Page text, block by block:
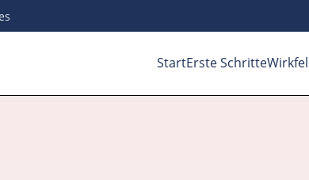
StartErste Schritte